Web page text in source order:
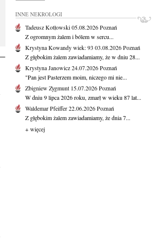
INNE NEKROLOGI
Tadeusz Kotłowski05.08.2026Poznań
Z ogromnym żalem i bólem w sercu...
Krystyna Kowandywiek: 93 03.08.2026Poznań
Z głębokim żalem zawiadamiamy, że w dniu 28...
Krystyna Janowicz24.07.2026Poznań
"Pan jest Pasterzem moim, niczego mi nie...
Zbigniew Zygmunt 15.07.2026Poznań
W dniu 9 lipca 2026 roku, zmarł w wieku 87 lat...
Waldemar Pfeiffer22.06.2026Poznań
Z głębokim żalem zawiadamiamy, że dnia 7...
+ więcej